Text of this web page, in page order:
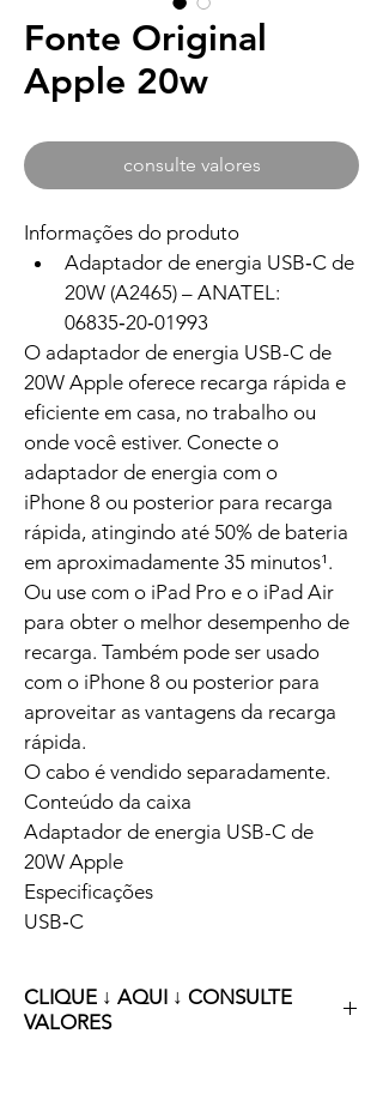
Fonte Original
Apple 20w
consulte valores
Informações do produto
Adaptador de energia USB‑C de
20W (A2465) – ANATEL:
06835‑20‑01993
O adaptador de energia USB-C de
20W Apple oferece recarga rápida e
eficiente em casa, no trabalho ou
onde você estiver. Conecte o
adaptador de energia com o
iPhone 8 ou posterior para recarga
rápida, atingindo até 50% de bateria
em aproximadamente 35 minutos¹.
Ou use com o iPad Pro e o iPad Air
para obter o melhor desempenho de
recarga. Também pode ser usado
com o iPhone 8 ou posterior para
aproveitar as vantagens da recarga
rápida.
O cabo é vendido separadamente.
Conteúdo da caixa
Adaptador de energia USB-C de
20W Apple
Especificações
USB‑C
CLIQUE ↓ AQUI ↓ CONSULTE
VALORES